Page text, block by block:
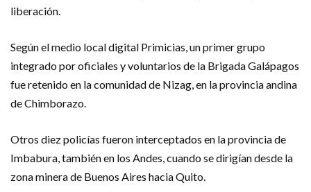
liberación.
Según el medio local digital Primicias, un primer grupo
integrado por oficiales y voluntarios de la Brigada Galápagos
fue retenido en la comunidad de Nizag, en la provincia andina
de Chimborazo.
Otros diez policías fueron interceptados en la provincia de
Imbabura, también en los Andes, cuando se dirigían desde la
zona minera de Buenos Aires hacia Quito.